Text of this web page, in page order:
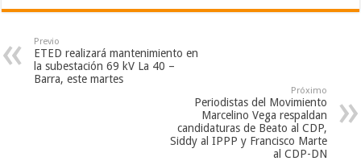
Previo
ETED realizará mantenimiento en
la subestación 69 kV La 40 –
Barra, este martes
Próximo
Periodistas del Movimiento
Marcelino Vega respaldan
candidaturas de Beato al CDP,
Siddy al IPPP y Francisco Marte
al CDP-DN